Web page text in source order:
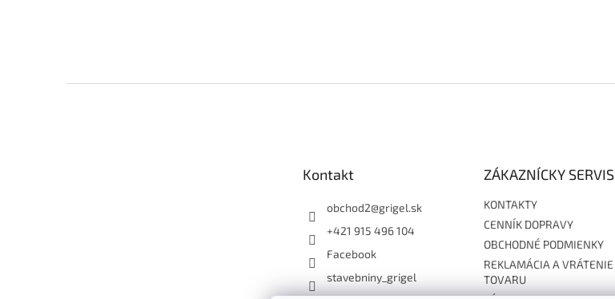
Kontakt
obchod2@grigel.sk
+421 915 496 104
Facebook
stavebniny_grigel
ZÁKAZNÍCKY SERVIS
KONTAKTY
CENNÍK DOPRAVY
OBCHODNÉ PODMIENKY
REKLAMÁCIA A VRÁTENIE
TOVARU